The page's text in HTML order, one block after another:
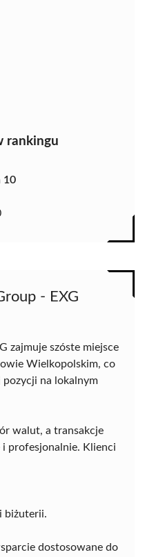
rankingu
10
- EXG
zajmuje szóste miejsce
Wielkopolskim, co
na lokalnym
walut, a transakcje
i profesjonalnie. Klienci
biżuterii.
dostosowane do